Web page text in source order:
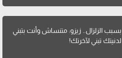
بسبب الزلزال.. زيزو: متنساش وأنت بتبني
لدنيتك تبني لآخرتك!